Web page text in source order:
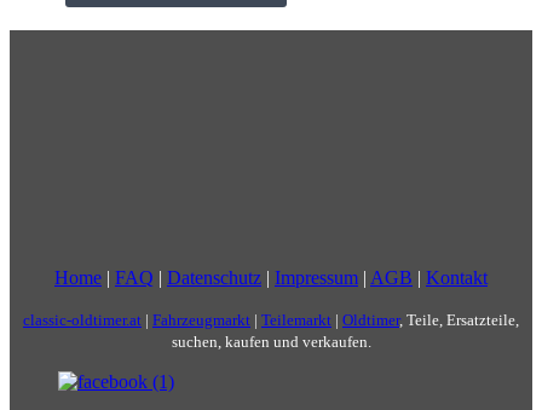
Home | FAQ | Datenschutz | Impressum | AGB | Kontakt
classic-oldtimer.at | Fahrzeugmarkt | Teilemarkt | Oldtimer, Teile, Ersatzteile,
suchen, kaufen und verkaufen.